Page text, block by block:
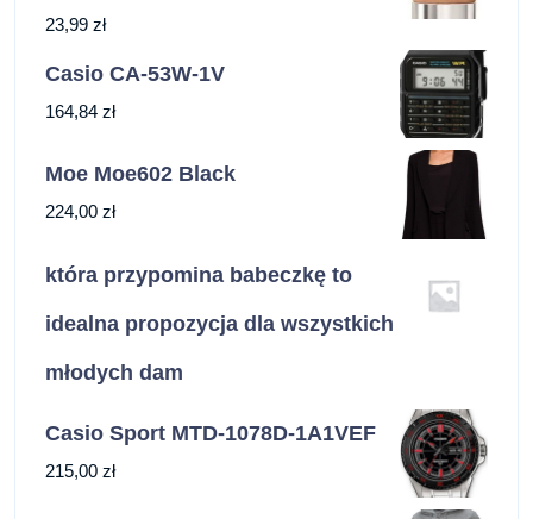
23,99 zł
Casio CA-53W-1V
164,84 zł
Moe Moe602 Black
224,00 zł
która przypomina babeczkę to
idealna propozycja dla wszystkich
młodych dam
Casio Sport MTD-1078D-1A1VEF
215,00 zł